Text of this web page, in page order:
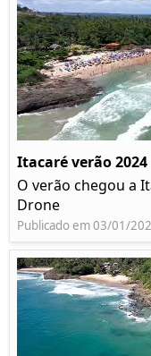
Itacaré verão 2024
O verão chegou a
Drone
Publicado em 03/01/